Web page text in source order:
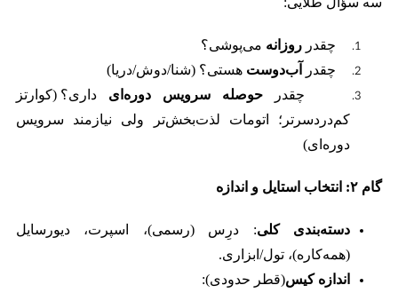
چقدر روزانه می‌پوشی؟
چقدر
آب‌دوست هستی؟ (شنا/دوش/دریا)
چقدرحوصله سرویس دوره‌ایداری؟ (کوارتز
کم‌دردسرتر؛ اتومات لذت‌بخش‌تر ولی نیازمند سرویس
دوره‌ای)
گام ۲: انتخاب استایل و اندازه
دسته‌بندی‌ کلی: درِس (رسمی)، اسپرت، دیورسا‌یل
(همه‌کاره)، تول/ابزاری.
اندازه کیس(قطر حدودی):